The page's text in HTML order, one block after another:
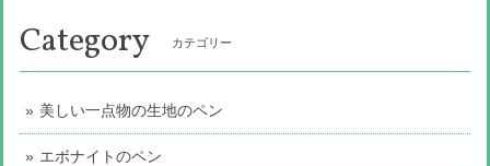
Category カテゴリー
美しい一点物の生地のペン
エボナイトのペン